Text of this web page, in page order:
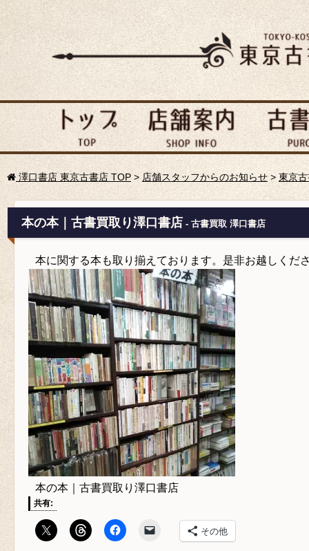
澤口書店 東京古書店 TOP > 店舗スタッフからのお知らせ> 東京
本の本｜古書買取り澤口書店 - 古書買取 澤口書店
本に関する本も取り揃えております。是非お越しくだ
本の本｜古書買取り澤口書店
共有:
その他